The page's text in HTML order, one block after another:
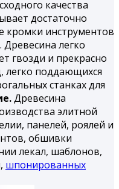
качества
достаточно
кромки инструментов
легко
гвозди и прекрасно
легко поддающихся
станках для
Древесина
элитной
панелей, роялей и
обшивки
лекал, шаблонов,
шпонированных